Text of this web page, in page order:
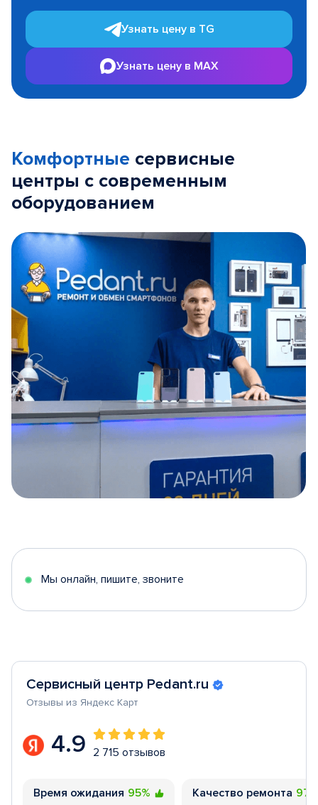
Узнать цену в TG
Узнать цену в MAX
Комфортные сервисные
центры с современным
оборудованием
5
Мы онлайн, пишите, звоните
Сервисный центр Pedant.ru
Отзывы из Яндекс Карт
4.9 2 715 отзывов
Время ожидания 95% Качество ремонта